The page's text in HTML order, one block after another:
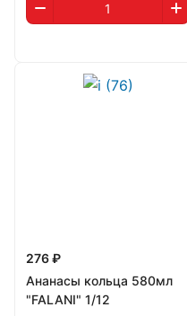
276 ₽
Ананасы кольца 580мл
"FALANI" 1/12